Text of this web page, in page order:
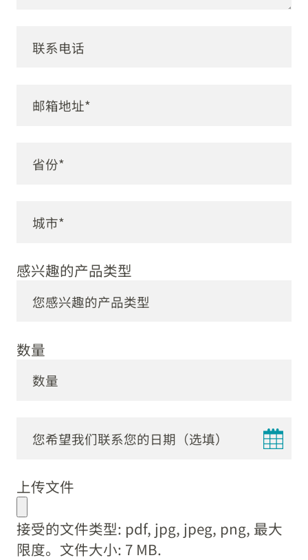
感兴趣的产品类型
数量
DD
MM
dot
YYYY
上传文件
接受的文件类型: pdf, jpg, jpeg, png, 最大
限度。文件大小: 7 MB.